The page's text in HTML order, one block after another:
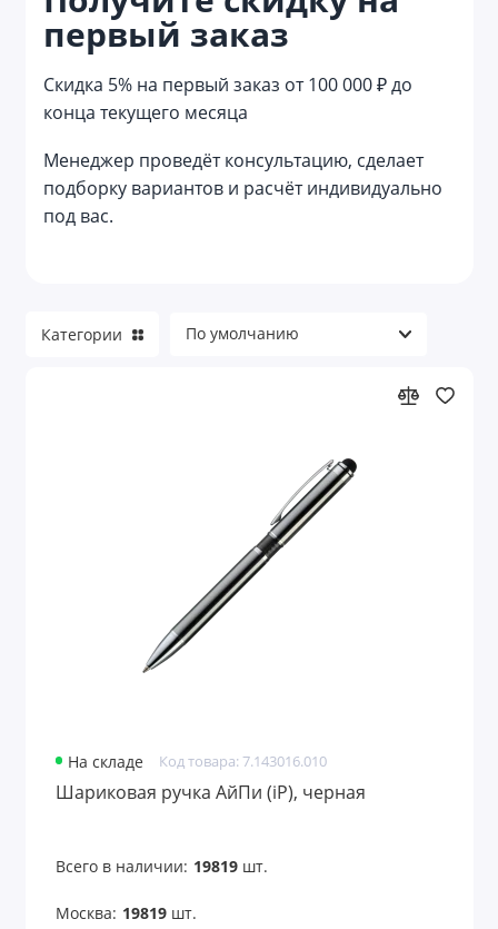
первый заказ
Скидка 5% на первый заказ от 100 000 ₽ до
конца текущего месяца
Менеджер проведёт консультацию, сделает
подборку вариантов и расчёт индивидуально
под вас.
Записные книжки
Календари
Канцелярские наборы и товары для
творчества
Наборы карандашей
Наборы маркеров
Настольные календари
Папки
Папки для документов
Папки с блокнотом
Категории
На складе Код товара: 7.143016.010
Шариковая ручка АйПи (iP), черная
Всего в наличии: 19819шт.
Москва: 19819шт.